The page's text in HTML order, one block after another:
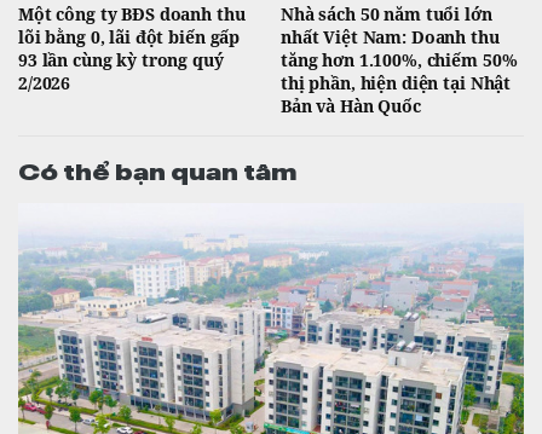
Một công ty BĐS doanh thu
lõi bằng 0, lãi đột biến gấp
93 lần cùng kỳ trong quý
2/2026
Nhà sách 50 năm tuổi lớn
nhất Việt Nam: Doanh thu
tăng hơn 1.100%, chiếm 50%
thị phần, hiện diện tại Nhật
Bản và Hàn Quốc
Có thể bạn quan tâm